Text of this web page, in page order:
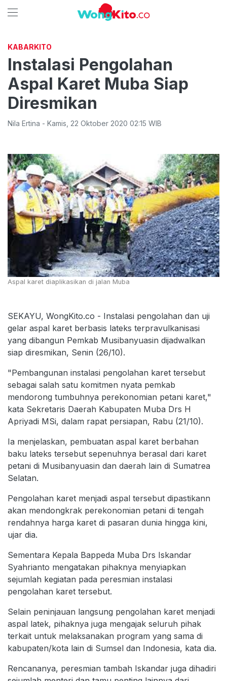
KABARKITO
Instalasi Pengolahan
Aspal Karet Muba Siap
Diresmikan
Nila Ertina - Kamis 22 Oktober 2020 02:15 WIB
Aspal karet diaplikasikan di jalan Muba
SEKAYU, WongKito.co - Instalasi pengolahan dan uji
gelar aspal karet berbasis lateks terpravulkanisasi
yang dibangun Pemkab Musibanyuasin dijadwalkan
siap diresmikan, Senin (26/10).
"Pembangunan instalasi pengolahan karet tersebut
sebagai salah satu komitmen nyata pemkab
mendorong tumbuhnya perekonomian petani karet,"
kata Sekretaris Daerah Kabupaten Muba Drs H
Apriyadi MSi, dalam rapat persiapan, Rabu (21/10).
Ia menjelaskan, pembuatan aspal karet berbahan
baku lateks tersebut sepenuhnya berasal dari karet
petani di Musibanyuasin dan daerah lain di Sumatrea
Selatan.
Pengolahan karet menjadi aspal tersebut dipastikann
akan mendongkrak perekonomian petani di tengah
rendahnya harga karet di pasaran dunia hingga kini,
ujar dia.
Sementara Kepala Bappeda Muba Drs Iskandar
Syahrianto mengatakan pihaknya menyiapkan
sejumlah kegiatan pada peresmian instalasi
pengolahan karet tersebut.
Selain peninjauan langsung pengolahan karet menjadi
aspal latek, pihaknya juga mengajak seluruh pihak
terkait untuk melaksanakan program yang sama di
kabupaten/kota lain di Sumsel dan Indonesia, kata dia.
Rencananya, peresmian tambah Iskandar juga dihadiri